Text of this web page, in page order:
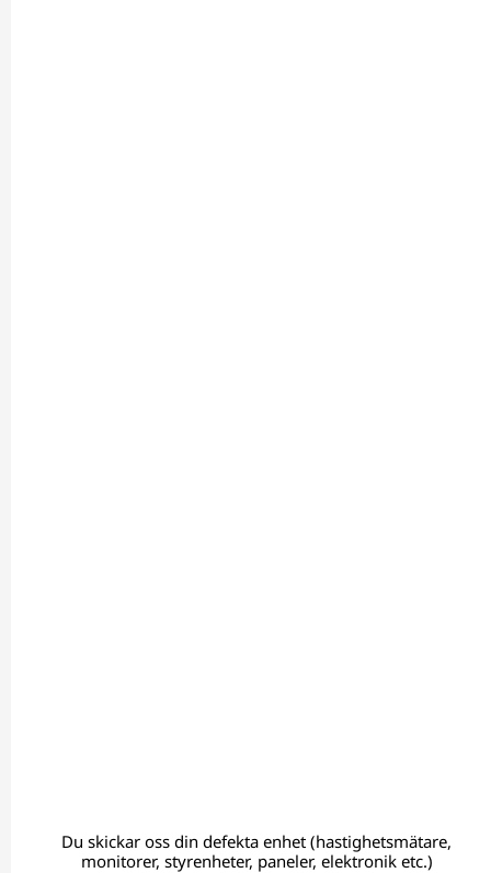
Du skickar oss din defekta enhet (hastighetsmätare,
monitorer, styrenheter, paneler, elektronik etc.)